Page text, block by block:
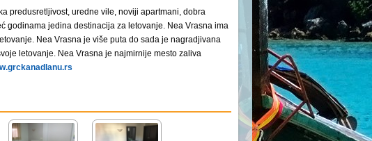
predusretljivost, uredne vile, noviji apartmani, dobra
godinama jedina destinacija za letovanje. Nea Vrasna ima
Nea Vrasna je više puta do sada je nagradjivana
letovanje. Nea Vrasna je najmirnije mesto zaliva